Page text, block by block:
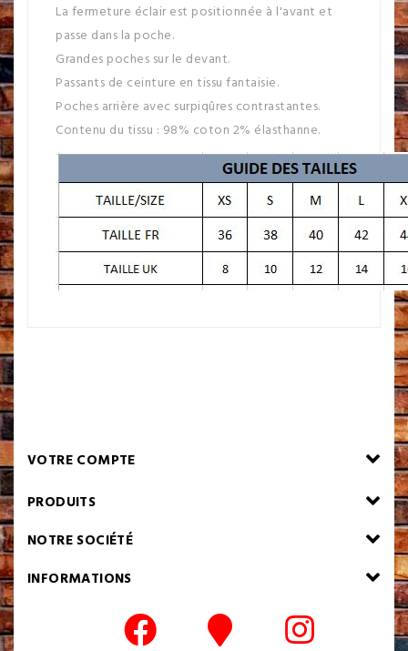
La fermeture éclair est positionnée à l'avant et
passe dans la poche.
Grandes poches sur le devant.
Passants de ceinture en tissu fantaisie.
Poches arrière avec surpiqûres contrastantes.
Contenu du tissu : 98% coton 2% élasthanne.
VOTRE COMPTE
PRODUITS
NOTRE SOCIÉTÉ
INFORMATIONS